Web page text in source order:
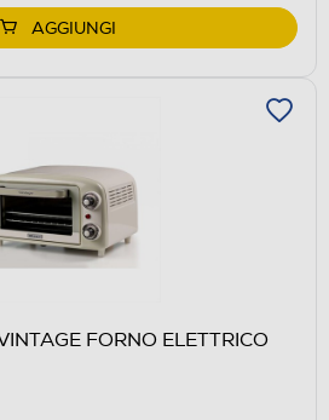
AGGIUNGI
FORNO ELETTRICO